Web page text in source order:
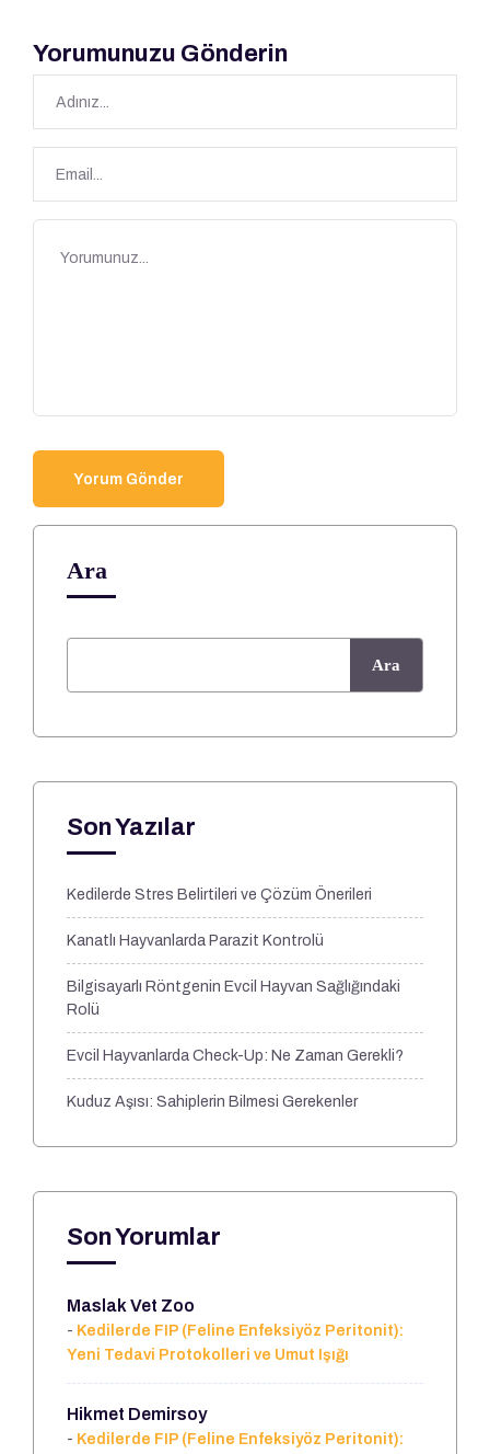
Yorumunuzu Gönderin
Ara
Ara
Son Yazılar
Kedilerde Stres Belirtileri ve Çözüm Önerileri
Kanatlı Hayvanlarda Parazit Kontrolü
Bilgisayarlı Röntgenin Evcil Hayvan Sağlığındaki
Rolü
Evcil Hayvanlarda Check-Up: Ne Zaman Gerekli?
Kuduz Aşısı: Sahiplerin Bilmesi Gerekenler
Son Yorumlar
Maslak Vet Zoo
- Kedilerde FIP (Feline Enfeksiyöz Peritonit):
Yeni Tedavi Protokolleri ve Umut Işığı
Hikmet Demirsoy
- Kedilerde FIP (Feline Enfeksiyöz Peritonit):